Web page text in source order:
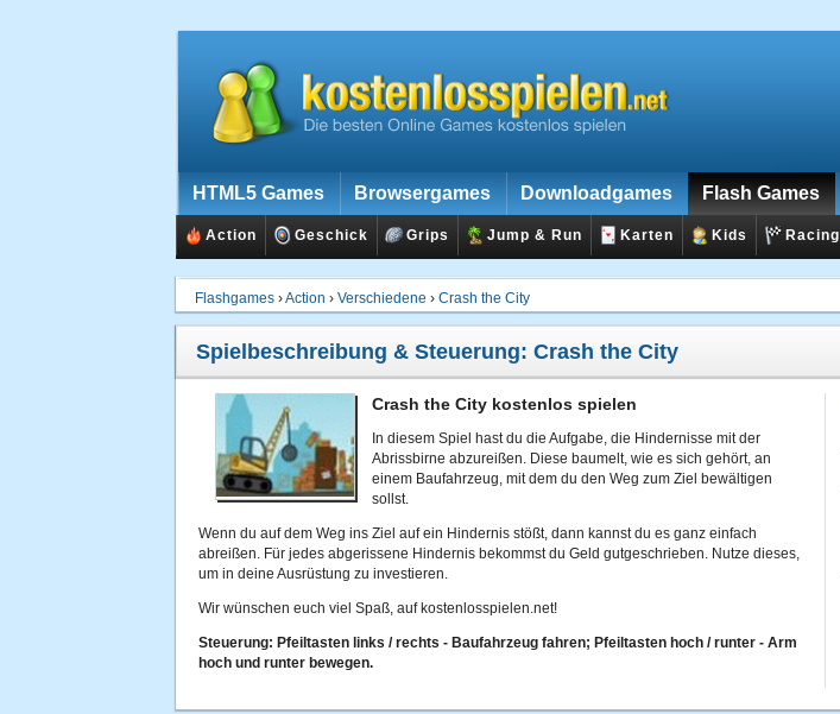
HTML5 Games Browsergames Downloadgames Flash Games
Action Geschick Grips Jump & Run Karten Kids Racing
Flashgames ›Action › Verschiedene › Crash the City
Spielbeschreibung & Steuerung: Crash the City
Crash the City kostenlos spielen
In diesem Spiel hast du die Aufgabe, die Hindernisse mit der
Abrissbirne abzureißen. Diese baumelt, wie es sich gehört, an
einem Baufahrzeug, mit dem du den Weg zum Ziel bewältigen
sollst.
Wenn du auf dem Weg ins Ziel auf ein Hindernis stößt, dann kannst du es ganz einfach
abreißen. Für jedes abgerissene Hindernis bekommst du Geld gutgeschrieben. Nutze dieses,
um in deine Ausrüstung zu investieren.
Wir wünschen euch viel Spaß, auf kostenlosspielen.net!
Steuerung: Pfeiltasten links / rechts - Baufahrzeug fahren; Pfeiltasten hoch / runter - Arm
hoch und runter bewegen.